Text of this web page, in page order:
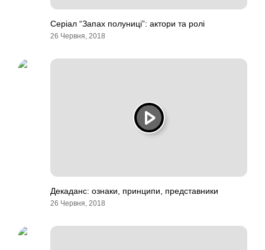
Серіал “Запах полуниці”: актори та ролі
26 Червня, 2018
Декаданс: ознаки, принципи, представники
26 Червня, 2018